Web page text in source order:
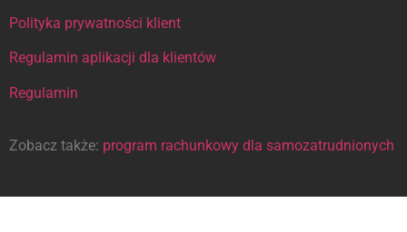
Polityka prywatności klient
Regulamin aplikacji dla klientów
Regulamin
Zobacz także: program rachunkowy dla samozatrudnionych